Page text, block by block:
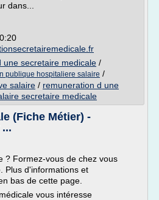
dans...
une secretaire medicale /
publique hospitaliere salaire /
salaire / remuneration d une
secretaire medicale
(Fiche Métier) -
? Formez-vous de chez vous
Plus d'informations et
bas de cette page.
vous intéresse